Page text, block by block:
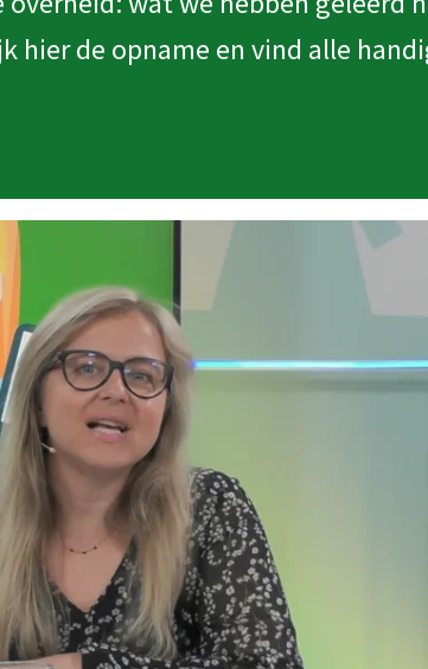
hier de opname en vind alle